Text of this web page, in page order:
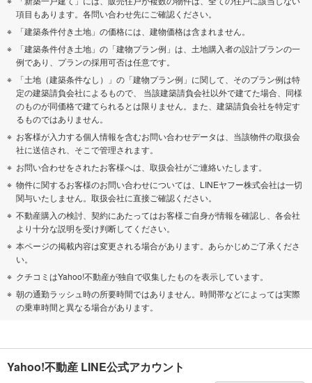
項目もあります。各問い合わせ先にご確認ください。
「建築条件付き土地」の価格には、建物価格は含まれません。
「建築条件付き土地」の「建物プラン例」は、土地購入者の設計プランの一
例であり、プランの採用可否は任意です。
「土地（建築条件なし）」の「建物プラン例」に関して、そのプラン例は特
定の建築請負会社によるもので、 当該建築請負会社以外で建てた場合、同様
のものが同価格で建てられるとは限りません。また、建築請負会社を特定す
るものではありません。
お客様が入力する個人情報を含むお問い合わせデータは、当該物件の取扱会
社に送信され、そこで管理されます。
お問い合わせをされたお客様へは、取扱会社がご連絡いたします。
物件に関するお客様のお問い合わせについては、LINEヤフー株式会社は一切
関与いたしません。取扱会社に直接ご確認ください。
不動産購入の検討、契約にあたってはお客様ご自身が情報を確認し、各会社
より十分な説明を受け判断してください。
本ページの掲載内容は変更される場合があります。あらかじめご了承くださ
い。
クチコミはYahoo!不動産が独自で収集したものを表示しています。
朝の通勤ラッシュ時の所要時間ではありません。時間帯などによっては実際
の乗車時間と異なる場合があります。
Yahoo!不動産 LINE公式アカウント